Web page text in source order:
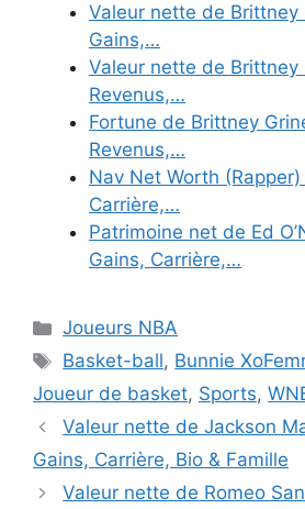
Valeur nette de Brittney
Gains,…
Valeur nette de Brittney
Revenus,…
Fortune de Brittney
Revenus,…
Nav Net Worth
Carrière,…
Patrimoine net de Ed
Gains, Carrière,…
Categories
Joueurs NBA
Tags
Basket-ball, Bunnie
Joueur de basket, Sports,
Valeur nette de Jackson
Gains, Carrière, Bio & Famille
Valeur nette de Romeo